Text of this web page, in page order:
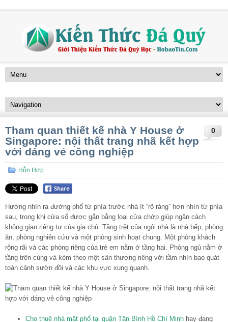
0
Tham quan thiết kế nhà Y House ở
Singapore: nội thất trang nhã kết hợp
với dáng vẻ công nghiệp
Hỗn Hợp
Hướng nhìn ra đường phố từ phía trước nhà ít “rõ ràng” hơn nhìn từ phía
sau, trong khi cửa sổ được gắn bằng loại cửa chớp giúp ngăn cách
không gian riêng tư của gia chủ. Tầng trệt của ngôi nhà là nhà bếp, phòng
ăn, phòng nghiên cứu và một phòng sinh hoạt chung. Một phòng khách
rộng rãi và các phòng riêng của trẻ em nằm ở tầng hai. Phòng ngủ nằm ở
tầng trên cùng và kèm theo một sân thượng riêng với tầm nhìn bao quát
toàn cảnh sườn đồi và các khu vực xung quanh.
Cho thuê nhà mặt phố tại quận Tân Bình Hồ Chí Minh hay đang